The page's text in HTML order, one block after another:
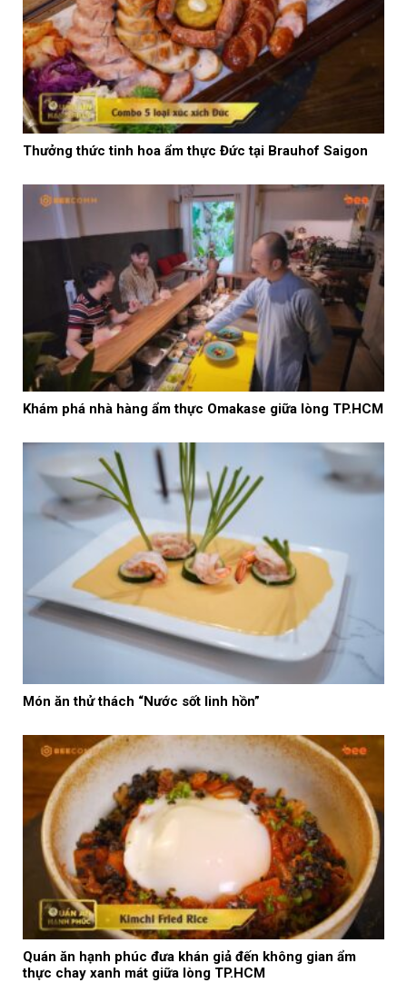
Thưởng thức tinh hoa ẩm thực Đức tại Brauhof Saigon
Khám phá nhà hàng ẩm thực Omakase giữa lòng TP.HCM
Món ăn thử thách “Nước sốt linh hồn”
Quán ăn hạnh phúc đưa khán giả đến không gian ẩm
thực chay xanh mát giữa lòng TP.HCM